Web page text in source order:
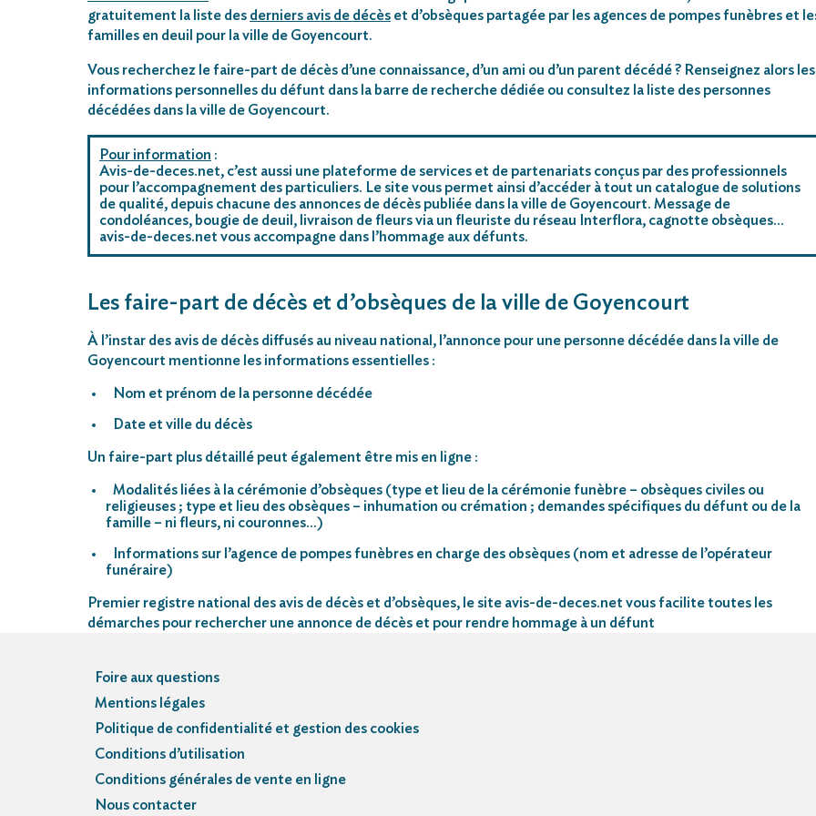
gratuitement la liste des derniers avis de décès et d’obsèques partagée par les agences de pompes funèbres et
familles en deuil pour la ville de Goyencourt.
Vous recherchez le faire-part de décès d’une connaissance, d’un ami ou d’un parent décédé ? Renseignez alors les
informations personnelles du défunt dans la barre de recherche dédiée ou consultez la liste des personnes
décédées dans la ville de Goyencourt.
Pour information :
Avis-de-deces.net, c’est aussi une plateforme de services et de partenariats conçus par des professionnels
pour l’accompagnement des particuliers. Le site vous permet ainsi d’accéder à tout un catalogue de solutions
de qualité, depuis chacune des annonces de décès publiée dans la ville de Goyencourt. Message de
condoléances, bougie de deuil, livraison de fleurs via un fleuriste du réseau Interflora, cagnotte obsèques…
avis-de-deces.net vous accompagne dans l’hommage aux défunts.
Les faire-part de décès et d’obsèques de la ville de Goyencourt
À l’instar des avis de décès diffusés au niveau national, l’annonce pour une personne décédée dans la ville de
Goyencourt mentionne les informations essentielles :
Nom et prénom de la personne décédée
Date et ville du décès
Un faire-part plus détaillé peut également être mis en ligne :
Modalités liées à la cérémonie d’obsèques (type et lieu de la cérémonie funèbre – obsèques civiles ou
religieuses ; type et lieu des obsèques – inhumation ou crémation ; demandes spécifiques du défunt ou de la
famille – ni fleurs, ni couronnes…)
Informations sur l’agence de pompes funèbres en charge des obsèques (nom et adresse de l’opérateur
funéraire)
Premier registre national des avis de décès et d’obsèques, le site avis-de-deces.net vous facilite toutes les
démarches pour rechercher une annonce de décès et pour rendre hommage à un défunt
Foire aux questions
Mentions légales
Politique de confidentialité et gestion des cookies
Conditions d’utilisation
Conditions générales de vente en ligne
Nous contacter